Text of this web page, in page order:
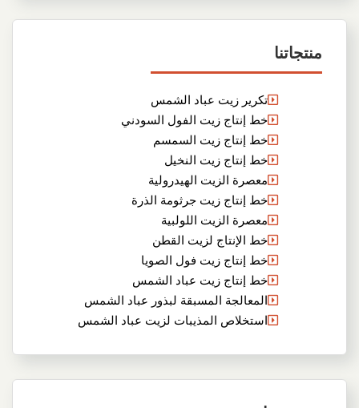
منتجاتنا
تكرير زيت عباد الشمس
خط إنتاج زيت الفول السودني
خط إنتاج زيت السمسم
خط إنتاج زيت النخيل
معصرة الزيت الهيدرولية
خط إنتاج زيت جرثومة الذرة
معصرة الزيت اللولبية
خط الإنتاج لزيت القطن
خط إنتاج زيت فول الصويا
خط إنتاج زيت عباد الشمس
المعالجة المسبقة لبذور عباد الشمس
استخلاص المذيبات لزيت عباد الشمس